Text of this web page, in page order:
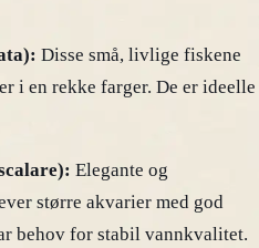
Disse små, livlige fiskene
i en rekke farger. De er ideelle
Elegante og
større akvarier med god
behov for stabil vannkvalitet.